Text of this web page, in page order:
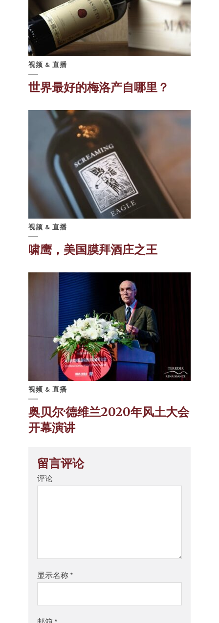
视频 & 直播
世界最好的梅洛产自哪里？
视频 & 直播
啸鹰，美国膜拜酒庄之王
视频 & 直播
奥贝尔·德维兰2020年风土大会
开幕演讲
留言评论
评论
显示名称 *